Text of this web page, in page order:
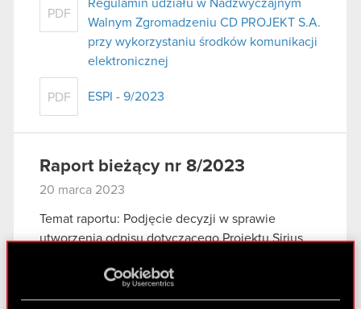
PDF
Regulamin udziału w Nadzwyczajnym
Walnym Zgromadzeniu CD PROJEKT S.A.
przy wykorzystaniu środków komunikacji
elektronicznej
PDF ESPI - 9/2023
Raport bieżący nr 8/2023
20 marca 2023
Temat raportu: Podjęcie decyzji w sprawie
utworzenia odpisu dotyczącego Projektu Sirius
informacje poufne Zarząd CD PROJEKT S.A. z